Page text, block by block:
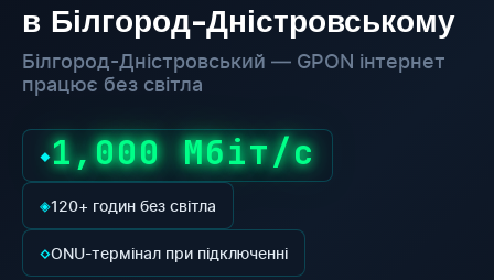
в Білгород-Дністровському
Білгород-Дністровський — GPON інтернет
працює без світла
◆1,000 Мбіт/с
◈120+ годин без світла
◇ONU-термінал при підключенні